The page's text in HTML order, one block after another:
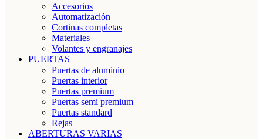
Accesorios
Automatización
Cortinas completas
Materiales
Volantes y engranajes
PUERTAS
Puertas de aluminio
Puertas interior
Puertas premium
Puertas semi premium
Puertas standard
Rejas
ABERTURAS VARIAS